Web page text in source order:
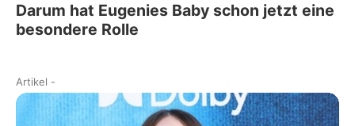
Darum hat Eugenies Baby schon jetzt eine
besondere Rolle
Artikel -